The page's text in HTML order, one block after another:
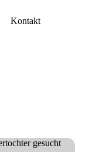
Kontakt